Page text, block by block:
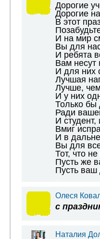
Дорогие
Дорогие
В этот
И на мир
Вы для
И ребята
Вам несут
И для них
Лучшая
Лучше,
И у них
Только бы
Ради
И
Вмиг
И в
Вы для
Тот, что не
Пусть же
Пусть ваш
Олеся
с
Наталия